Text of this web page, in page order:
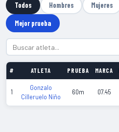
Todos Hombres Mujeres
Mejor prueba
# ATLETA PRUEBA MARCA
1
Gonzalo
Cilleruelo Niño
60m 07.45